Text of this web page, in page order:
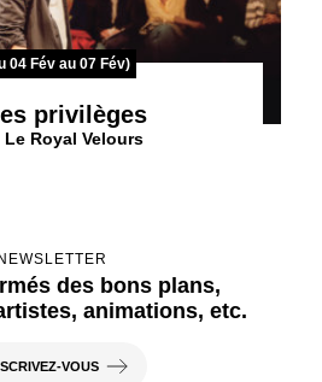
04 Fév au 07 Fév)
privilèges
Royal Velours
des bons plans,
animations, etc.
VOUS